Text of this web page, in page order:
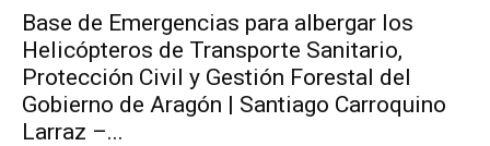
Base de Emergencias para albergar los
Helicópteros de Transporte Sanitario,
Protección Civil y Gestión Forestal del
Gobierno de Aragón | Santiago Carroquino
Larraz –...